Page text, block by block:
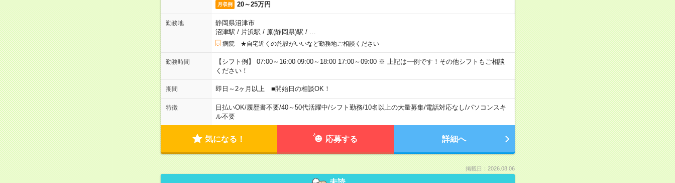
月収例 20～25万円
勤務地
静岡県沼津市
沼津駅 / 片浜駅 / 原(静岡県)駅 /
病院 ★自宅近くの施設がいいなど勤務地ご相談ください
勤務時間
【シフト例】 07:00～16:00 09:00～18:00 17:00～09:00 ※ 上記は一例です！その他シフトもご相談
ください！
期間 即日～2ヶ月以上 ■開始日の相談OK！
特徴 日払いOK/履歴書不要/40～50代活躍中/シフト勤務/10名以上の大量募集/電話対応なし/パソコンスキ
ル不要
気になる！ 応募する 詳細へ
掲載日：2026.08.06